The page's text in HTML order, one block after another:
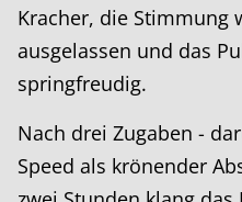
Kracher, die Stimmung
ausgelassen und das
springfreudig.
Nach drei Zugaben -
Speed als krönender